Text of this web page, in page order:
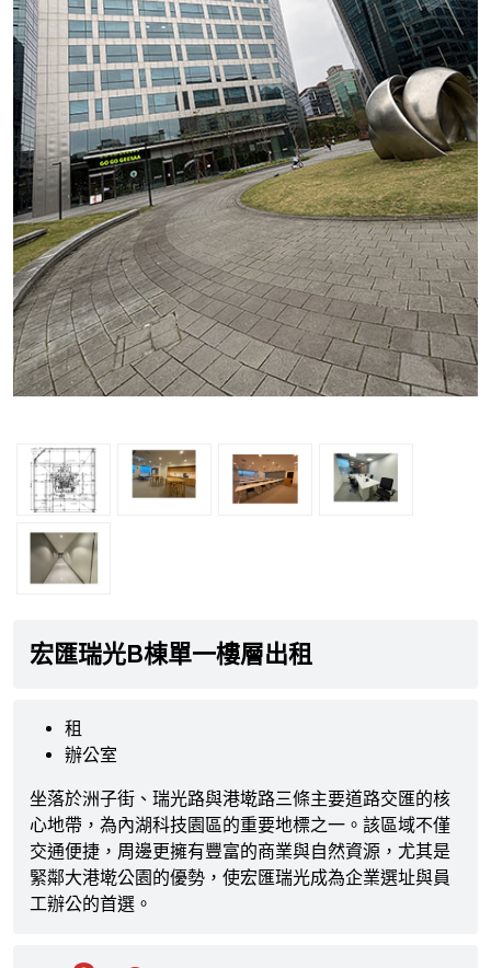
宏匯瑞光B棟單一樓層出租
租
辦公室
坐落於洲子街、瑞光路與港墘路三條主要道路交匯的核
心地帶，為內湖科技園區的重要地標之一。該區域不僅
交通便捷，周邊更擁有豐富的商業與自然資源，尤其是
緊鄰大港墘公園的優勢，使宏匯瑞光成為企業選址與員
工辦公的首選。